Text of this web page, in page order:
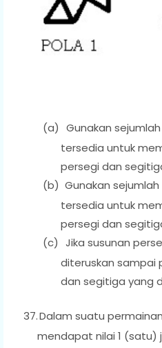
(a) Gunakan
tersedia untuk
persegi dan
(b) Gunakan
tersedia untuk
persegi dan
(c) Jika susunan
diteruskan sampai
dan segitiga yang
37.Dalam suatu
mendapat nilai 1 (satu)